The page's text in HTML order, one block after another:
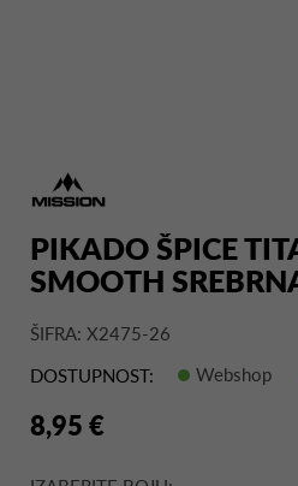
PIKADO ŠPICE
SMOOTH
ŠIFRA: X2475-26
DOSTUPNOST:
Webshop
8,95 €